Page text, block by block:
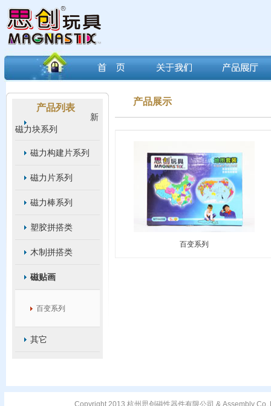
产品列表
新
磁力块系列
磁力构建片系列
磁力片系列
磁力棒系列
塑胶拼搭类
木制拼搭类
磁贴画
百变系列
其它
产品展示
百变系列
Copyright 2013 杭州思创磁性器件有限公司 & Assembly